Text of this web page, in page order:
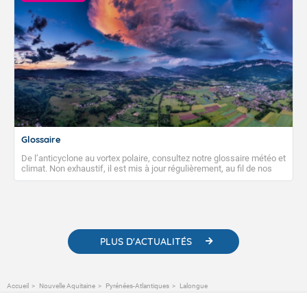
Glossaire
De l’anticyclone au vortex polaire, consultez notre glossaire météo et
climat. Non exhaustif, il est mis à jour régulièrement, au fil de nos
publications. Vous y trouverez également des liens utiles vers nos
PLUS D'ACTUALITÉS
Accueil Nouvelle Aquitaine Pyrénées-Atlantiques Lalongue